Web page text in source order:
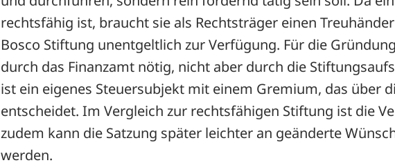
rechtsfähig ist, braucht sie als Rechtsträger einen
Bosco Stiftung unentgeltlich zur Verfügung. Für die
durch das Finanzamt nötig, nicht aber durch die
ist ein eigenes Steuersubjekt mit einem Gremium, das über
entscheidet. Im Vergleich zur rechtsfähigen Stiftung ist die
zudem kann die Satzung später leichter an geänderte
werden.